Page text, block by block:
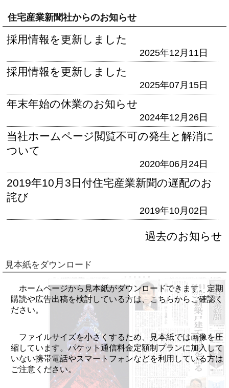
住宅産業新聞社からのお知らせ
採用情報を更新しました
2025年12月11日
採用情報を更新しました
2025年07月15日
年末年始の休業のお知らせ
2024年12月26日
当社ホームページ閲覧不可の発生と解消に
ついて
2020年06月24日
2019年10月3日付住宅産業新聞の遅配のお
詫び
2019年10月02日
過去のお知らせ
見本紙をダウンロード
ホームページから見本紙がダウンロードできます。定期
購読や広告出稿を検討している方は、こちらからご確認く
ださい。
ファイルサイズを小さくするため、見本紙では画像を圧
縮しています。パケット通信料金定額制プランに加入して
いない携帯電話やスマートフォンなどを利用している方は
ご注意ください。